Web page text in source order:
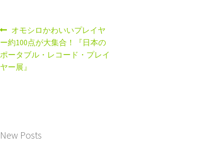
オモシロかわいいプレイヤ
ー約100点が大集合！『日本の
ポータブル・レコード・プレイ
ヤー展』
New Posts